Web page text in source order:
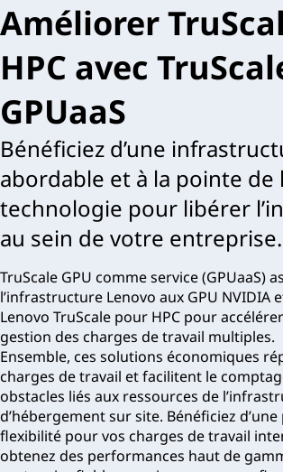
Améliorer
HPC avec
GPUaaS
Bénéficiez d’une
abordable et à la pointe de
technologie pour libérer
au sein de votre entreprise.
TruScale GPU comme service (GPUaaS)
l’infrastructure Lenovo aux GPU NVIDIA
Lenovo TruScale pour HPC pour
gestion des charges de travail multiples.
Ensemble, ces solutions économiques
charges de travail et facilitent le
obstacles liés aux ressources de
d’hébergement sur site. Bénéficiez
flexibilité pour vos charges de travail
obtenez des performances haut de